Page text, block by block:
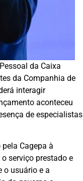
da Caixa
da Companhia de
interagir
aconteceu
de especialistas
Cagepa à
serviço prestado e
o usuário e a